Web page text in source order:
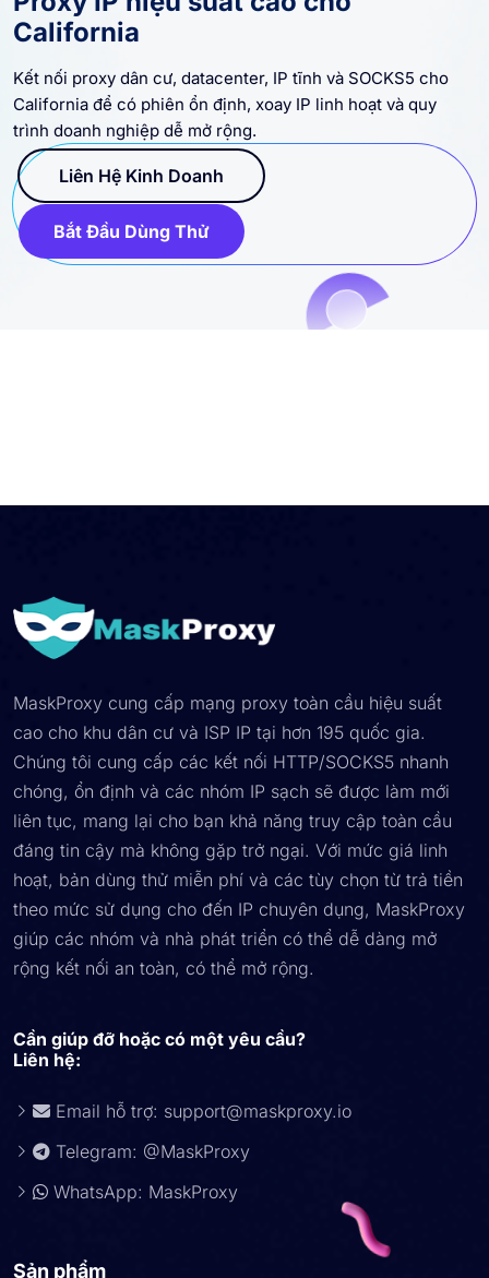
California
Kết nối proxy dân cư, datacenter, IP tĩnh và SOCKS5 cho
California để có phiên ổn định, xoay IP linh hoạt và quy
trình doanh nghiệp dễ mở rộng.
Liên Hệ Kinh Doanh
Bắt Đầu Dùng Thử
MaskProxy cung cấp mạng proxy toàn cầu hiệu suất
cao cho khu dân cư và ISP IP tại hơn 195 quốc gia.
Chúng tôi cung cấp các kết nối HTTP/SOCKS5 nhanh
chóng, ổn định và các nhóm IP sạch sẽ được làm mới
liên tục, mang lại cho bạn khả năng truy cập toàn cầu
đáng tin cậy mà không gặp trở ngại. Với mức giá linh
hoạt, bản dùng thử miễn phí và các tùy chọn từ trả tiền
theo mức sử dụng cho đến IP chuyên dụng, MaskProxy
giúp các nhóm và nhà phát triển có thể dễ dàng mở
rộng kết nối an toàn, có thể mở rộng.
Cần giúp đỡ hoặc có một yêu cầu?
Liên hệ:
Email hỗ trợ: support@maskproxy.io
Telegram: @MaskProxy
WhatsApp: MaskProxy
Sản phẩm